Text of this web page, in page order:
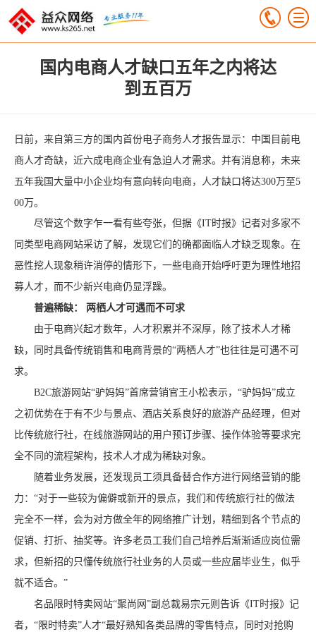
国内电商人才缺口五年之内将达
到五百万
日前，来自第三方的国内首份电子商务人才报告显示：中国目前电
商人才奇缺，近六成电商企业有急迫人才需求。并有消息称，未来
五年我国大量中小企业均有意向转向电商，人才缺口将达300万至5
00万。
尽管这个数字乍一看有些夸张，但据《IT时报》记者对多家不
同类型电商网站采访了解，发现它们的确都面临人才缺乏现象。在
恶性挖人现象稍许消停的情形下，一些电商开始呼吁更为理性地招
募人才，而不少新兴电商仍显浮躁。
普遍稀缺： 两栖人才可遇而不可求
由于电商兴起才数年，人才积累并不深厚，除了技术人才稀
缺，同时具备传统销售和电商背景的“两栖人才”也往往是可遇不可
求。
B2C旅游网站“驴妈妈”首席营销官王小松表示，“驴妈妈”成立
之初优势在于有不少与景点、酒店关系良好的旅游产品经理，但对
比传统旅行社，在线旅游网站的用户预订步骤、操作体验等要求完
全不同的流程架构，技术人才成为稀缺对象。
随着业务发展，还发现员工须具备替合作方进行网络营销的能
力：“对于一些较为偏僻或新开的景点，我们和传统旅行社的做法
完全不一样，会为对方做全年的网络推广计划，精细到各个节点的
促销、打折、抽奖等。许多老员工我们自己培养后渐渐适应岗位需
求，但新招的只懂传统旅行社业务的人员或一些应届毕业生，似乎
就不适合。”
名品限时特卖网站“聚尚网”副总裁易宗元则告诉《IT时报》记
者，“限时特卖”人才“最好熟知各类品牌的零售特点，同时对抢购